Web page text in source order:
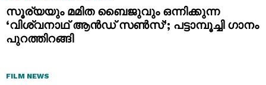
സൂര്യയും മമിത ബൈജുവും ഒന്നിക്കുന്ന
‘വിശ്വനാഥ് ആൻഡ് സൺസ്’; പട്ടാമ്പൂച്ചി ഗാനം
പുറത്തിറങ്ങി
FILM NEWS